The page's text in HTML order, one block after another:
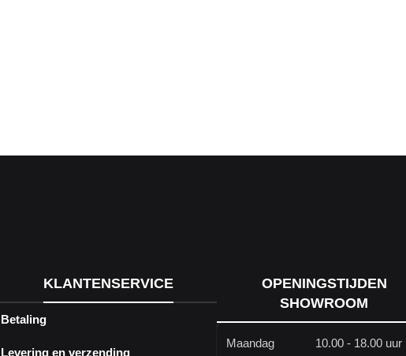
KLANTENSERVICE
Betaling
Levering en verzending
OPENINGSTIJDEN
SHOWROOM
Maandag 10.00 - 18.00 uur